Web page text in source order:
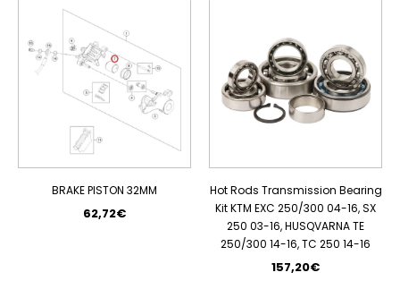
BRAKE PISTON 32MM
62,72€
Hot Rods Transmission Bearing
Kit KTM EXC 250/300 04-16, SX
250 03-16, HUSQVARNA TE
250/300 14-16, TC 250 14-16
157,20€